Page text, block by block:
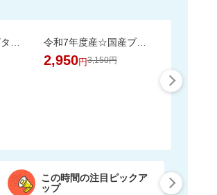
令和7年度産☆国産ブレンド米5kgがお買い得！【楽天オリジナル】
2,950円3,150円
この時間の注目ピックア
ップ